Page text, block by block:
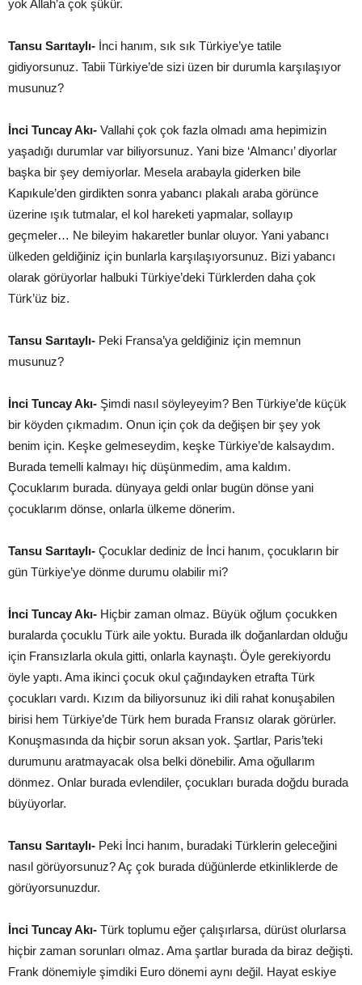
yok Allah’a çok şükür.
Tansu Sarıtaylı- İnci hanım, sık sık Türkiye’ye tatile
gidiyorsunuz. Tabii Türkiye’de sizi üzen bir durumla karşılaşıyor
musunuz?
İnci Tuncay Akı- Vallahi çok çok fazla olmadı ama hepimizin
yaşadığı durumlar var biliyorsunuz. Yani bize ‘Almancı’ diyorlar
başka bir şey demiyorlar. Mesela arabayla giderken bile
Kapıkule’den girdikten sonra yabancı plakalı araba görünce
üzerine ışık tutmalar, el kol hareketi yapmalar, sollayıp
geçmeler… Ne bileyim hakaretler bunlar oluyor. Yani yabancı
ülkeden geldiğiniz için bunlarla karşılaşıyorsunuz. Bizi yabancı
olarak görüyorlar halbuki Türkiye’deki Türklerden daha çok
Türk’üz biz.
Tansu Sarıtaylı- Peki Fransa’ya geldiğiniz için memnun
musunuz?
İnci Tuncay Akı- Şimdi nasıl söyleyeyim? Ben Türkiye’de küçük
bir köyden çıkmadım. Onun için çok da değişen bir şey yok
benim için. Keşke gelmeseydim, keşke Türkiye’de kalsaydım.
Burada temelli kalmayı hiç düşünmedim, ama kaldım.
Çocuklarım burada. dünyaya geldi onlar bugün dönse yani
çocuklarım dönse, onlarla ülkeme dönerim.
Tansu Sarıtaylı- Çocuklar dediniz de İnci hanım, çocukların bir
gün Türkiye’ye dönme durumu olabilir mi?
İnci Tuncay Akı- Hiçbir zaman olmaz. Büyük oğlum çocukken
buralarda çocuklu Türk aile yoktu. Burada ilk doğanlardan olduğu
için Fransızlarla okula gitti, onlarla kaynaştı. Öyle gerekiyordu
öyle yaptı. Ama ikinci çocuk okul çağındayken etrafta Türk
çocukları vardı. Kızım da biliyorsunuz iki dili rahat konuşabilen
birisi hem Türkiye’de Türk hem burada Fransız olarak görürler.
Konuşmasında da hiçbir sorun aksan yok. Şartlar, Paris’teki
durumunu aratmayacak olsa belki dönebilir. Ama oğullarım
dönmez. Onlar burada evlendiler, çocukları burada doğdu burada
büyüyorlar.
Tansu Sarıtaylı- Peki İnci hanım, buradaki Türklerin geleceğini
nasıl görüyorsunuz? Aç çok burada düğünlerde etkinliklerde de
görüyorsunuzdur.
İnci Tuncay Akı- Türk toplumu eğer çalışırlarsa, dürüst olurlarsa
hiçbir zaman sorunları olmaz. Ama şartlar burada da biraz değişti.
Frank dönemiyle şimdiki Euro dönemi aynı değil. Hayat eskiye